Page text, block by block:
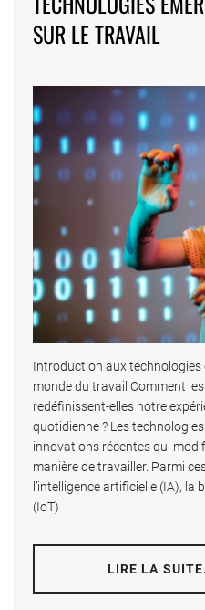
SUR LE TRAVAIL
Introduction aux technologies
monde du travail Comment
redéfinissent-elles notre
quotidienne ? Les
innovations récentes qui
manière de travailler. Parmi
l’intelligence artificielle (IA), la
(IoT)
LIRE LA
publications